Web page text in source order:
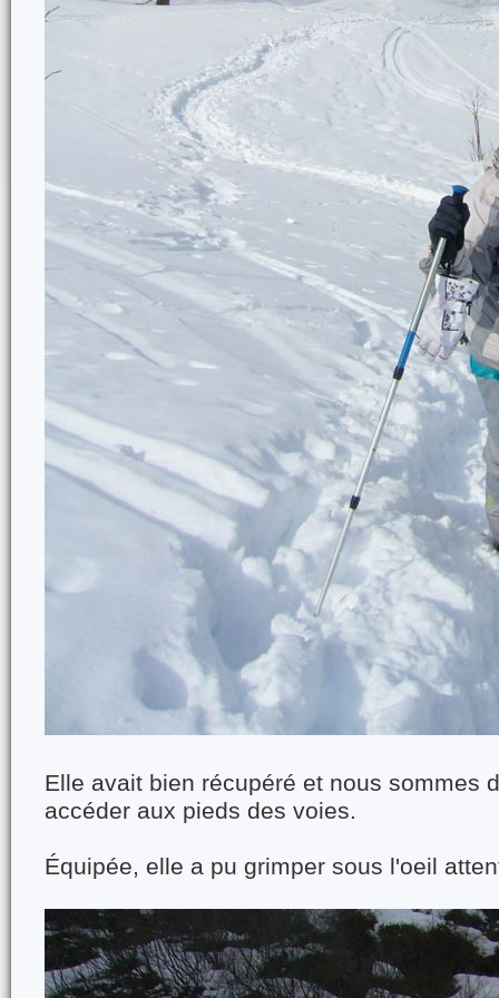
Elle avait bien récupéré et nous sommes
accéder aux pieds des voies.
Équipée, elle a pu grimper sous l'oeil